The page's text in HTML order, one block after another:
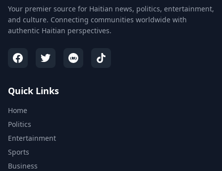
Your premier source for Haitian news, politics, entertainment,
and culture. Connecting communities worldwide with
authentic Haitian perspectives.
Quick Links
Home
Politics
Entertainment
Sports
Business